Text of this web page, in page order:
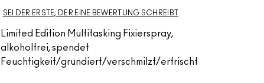
SEI DER ERSTE, DER EINE BEWERTUNG SCHREIBT
Limited Edition Multitasking Fixierspray,
alkoholfrei, spendet
Feuchtigkeit/grundiert/verschmilzt/erfrischt